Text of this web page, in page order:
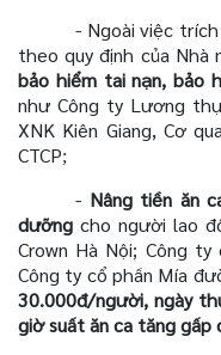
- Ngoài việc trích
theo quy định của
bảo hiểm tai nạn, bảo
như Công ty Lương
XNK Kiên Giang, Cơ
CTCP;
- Nâng tiền ăn
dưỡng cho người lao
Crown Hà Nội; Công
Công ty cổ phần Mía
30.000đ/người, ngày
giờ suất ăn ca tăng gấp